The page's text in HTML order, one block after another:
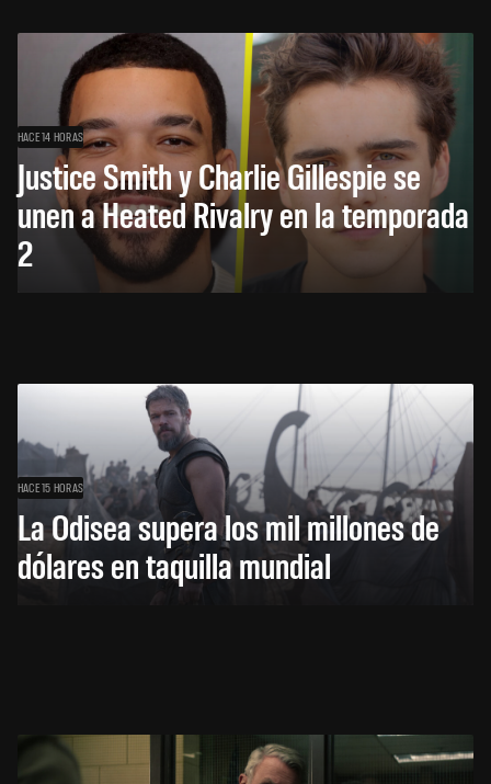
HACE 14 HORAS
Justice Smith y Charlie Gillespie se
unen a Heated Rivalry en la temporada
2
HACE 15 HORAS
La Odisea supera los mil millones de
dólares en taquilla mundial